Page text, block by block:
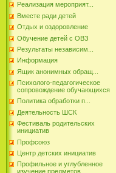
Реализация мероприят...
Вместе ради детей
Отдых и оздоровление
Обучение детей с ОВЗ
Результаты независим...
Информация
Ящик анонимных обращ...
Психолого-педагогическое
сопровождение обучающихся
Политика обработки п...
Деятельность ШСК
Фестиваль родительских
инициатив
Профсоюз
Центр детских инициатив
Профильное и углубленное
изучение предметов